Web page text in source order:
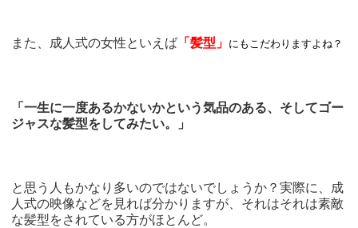
また、成人式の女性といえば 「髪型」 にもこだわりますよね？
「一生に一度あるかないかという気品のある、そしてゴー
ジャスな髪型をしてみたい。」
と思う人もかなり多いのではないでしょうか？実際に、成
人式の映像などを見れば分かりますが、それはそれは素敵
な髪型をされている方がほとんど。